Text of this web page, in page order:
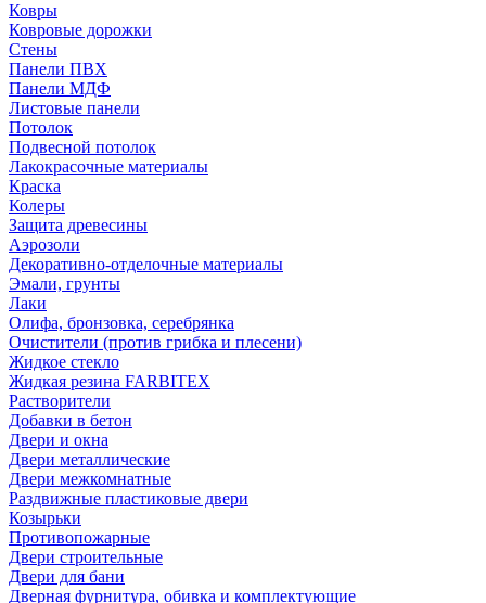
Ковры
Ковровые дорожки
Стены
Панели ПВХ
Панели МДФ
Листовые панели
Потолок
Подвесной потолок
Лакокрасочные материалы
Краска
Колеры
Защита древесины
Аэрозоли
Декоративно-отделочные материалы
Эмали, грунты
Лаки
Олифа, бронзовка, серебрянка
Очистители (против грибка и плесени)
Жидкое стекло
Жидкая резина FARBITEX
Растворители
Добавки в бетон
Двери и окна
Двери металлические
Двери межкомнатные
Раздвижные пластиковые двери
Козырьки
Противопожарные
Двери строительные
Двери для бани
Дверная фурнитура, обивка и комплектующие